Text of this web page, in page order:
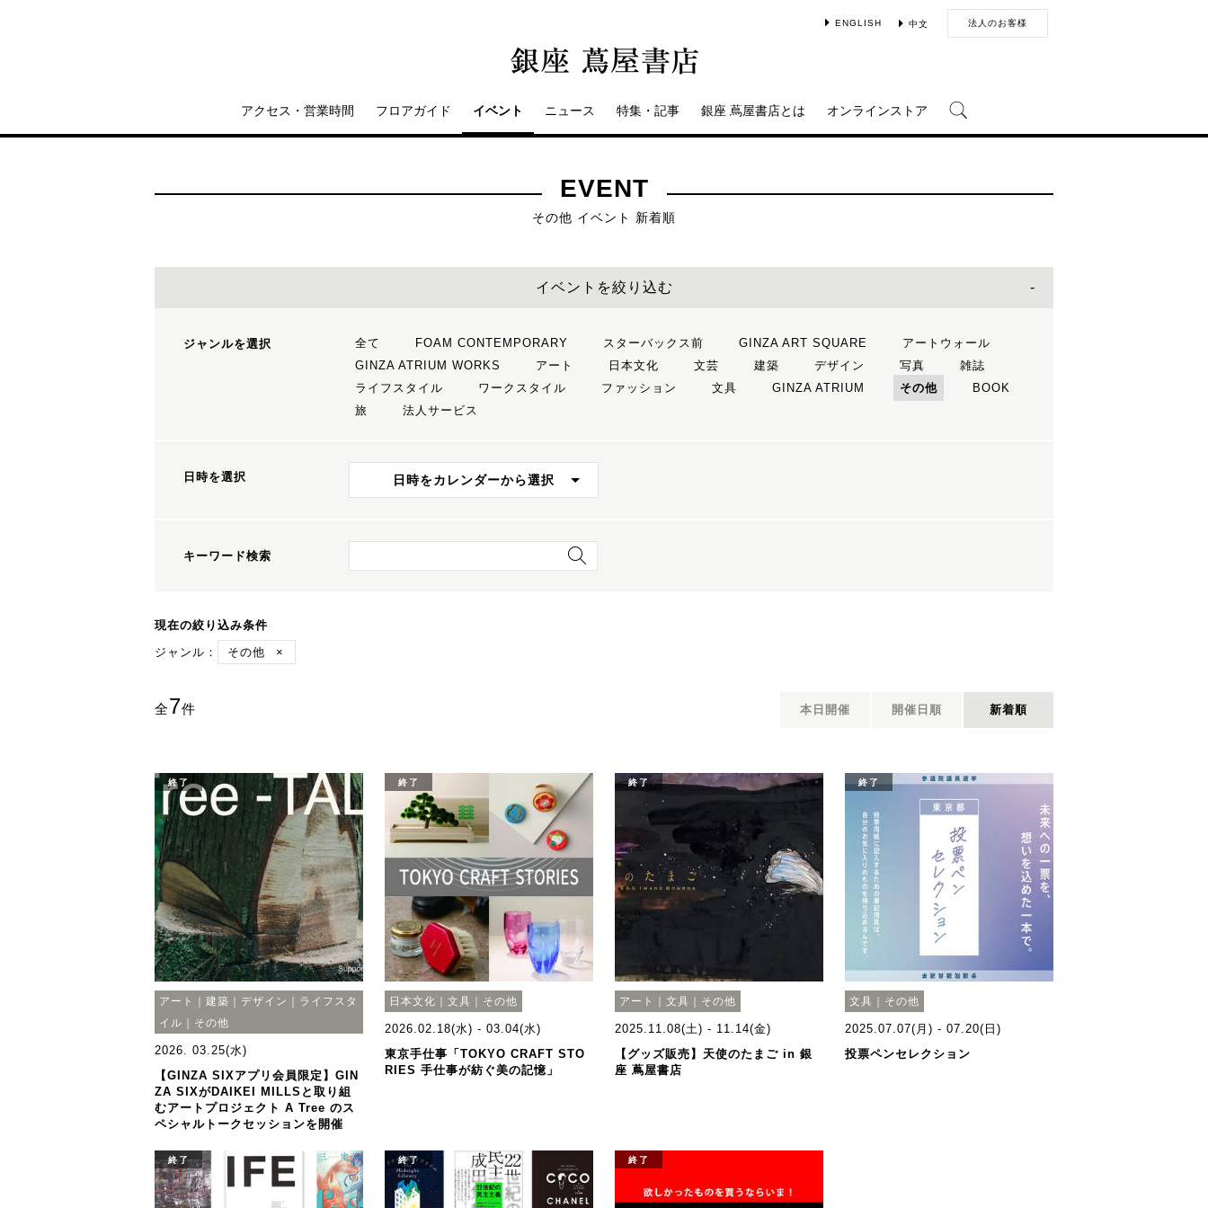
ENGLISH 中文 法人のお客様
アクセス・営業時間 フロアガイド イベント ニュース 特集・記事 銀座 蔦屋書店とは オンラインストア
EVENT
その他 イベント 新着順
イベントを絞り込む
ジャンルを選択 全て FOAM CONTEMPORARY スターバックス前 GINZA ART SQUARE
アートウォール
GINZA ATRIUM WORKS
アート 日本文化 文芸 建築 デザイン 写真
雑誌
ライフスタイル
ワークスタイル ファッション 文具 GINZA ATRIUM その他
BOOK
旅
法人サービス
日時を選択 日時をカレンダーから選択
キーワード検索
現在の絞り込み条件
ジャンル：
その他 ×
全7件 本日開催 開催日順 新着順
終了
アート｜建築｜デザイン｜ライフスタ
イル｜その他
2026. 03.25(水)
【GINZA SIXアプリ会員限定】GIN
ZA SIXがDAIKEI MILLSと取り組
むアートプロジェクト A Tree のス
ペシャルトークセッションを開催
終了
日本文化｜文具｜その他
2026.02.18(水) - 03.04(水)
東京手仕事「TOKYO CRAFT STO
RIES 手仕事が紡ぐ美の記憶」
終了
アート｜文具｜その他
2025.11.08(土) - 11.14(金)
【グッズ販売】天使のたまご in 銀
座 蔦屋書店
終了
文具｜その他
2025.07.07(月) - 07.20(日)
投票ペンセレクション
終了 終了 終了